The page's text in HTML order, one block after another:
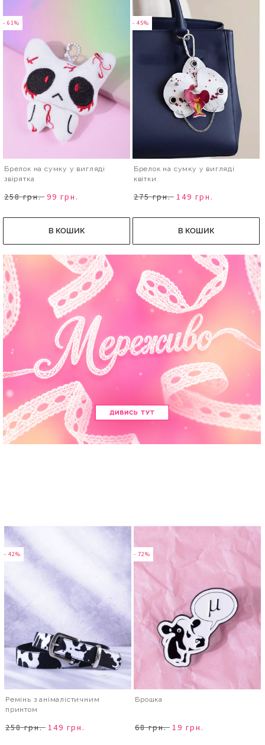
- 61%
Брелок на сумку у вигляді
звірятка
258 грн. 99 грн.
В КОШИК
- 45%
Брелок на сумку у вигляді
квітки
275 грн. 149 грн.
В КОШИК
- 42%
Ремінь з анімалістичним
принтом
258 грн. 149 грн.
- 72%
Брошка
68 грн. 19 грн.